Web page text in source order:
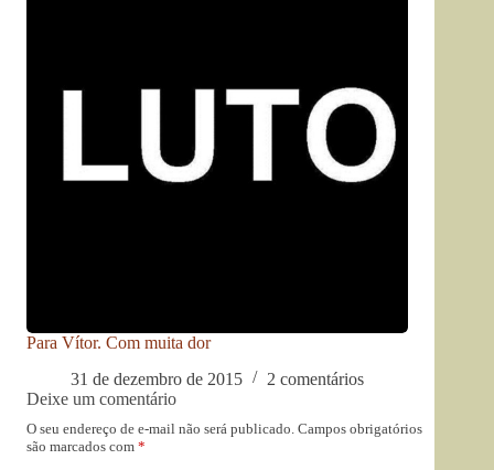
Para Vítor. Com muita dor
31 de dezembro de 2015
2 comentários
Deixe um comentário
O seu endereço de e-mail não será publicado. Campos obrigatórios
são marcados com *